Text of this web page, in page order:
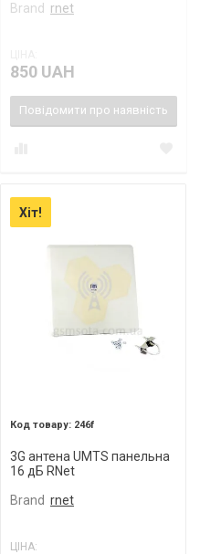
Brand rnet
850 UAH
Повідомити про наявність
Хіт!
246f
3G антена UMTS панельна
16 дБ RNet
Brand rnet
ЦІНА: